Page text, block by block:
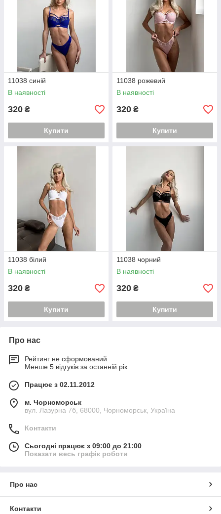
11038 синій
В наявності
320 ₴
Купити
11038 рожевий
В наявності
320 ₴
Купити
11038 білий
В наявності
320 ₴
Купити
11038 чорний
В наявності
320 ₴
Купити
Про нас
Рейтинг не сформований
Менше 5 відгуків за останній рік
Працює з 02.11.2012
м. Чорноморськ
вул. Лазурна 7б, 68000, Чорноморськ, Україна
Контакти
Сьогодні працює з 09:00 до 21:00
Показати весь графік роботи
Про нас
Контакти